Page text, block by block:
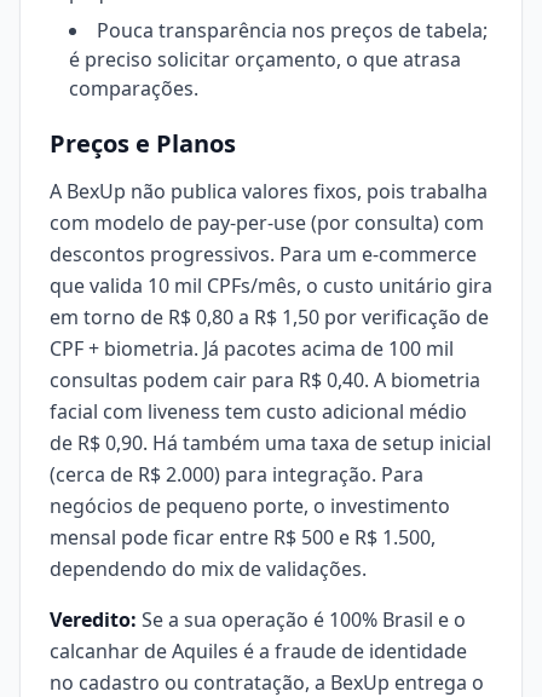
Pouca transparência nos preços de tabela;
é preciso solicitar orçamento, o que atrasa
comparações.
Preços e Planos
A BexUp não publica valores fixos, pois trabalha
com modelo de pay-per-use (por consulta) com
descontos progressivos. Para um e-commerce
que valida 10 mil CPFs/mês, o custo unitário gira
em torno de R$ 0,80 a R$ 1,50 por verificação de
CPF + biometria. Já pacotes acima de 100 mil
consultas podem cair para R$ 0,40. A biometria
facial com liveness tem custo adicional médio
de R$ 0,90. Há também uma taxa de setup inicial
(cerca de R$ 2.000) para integração. Para
negócios de pequeno porte, o investimento
mensal pode ficar entre R$ 500 e R$ 1.500,
dependendo do mix de validações.
Veredito: Se a sua operação é 100% Brasil e o
calcanhar de Aquiles é a fraude de identidade
no cadastro ou contratação, a BexUp entrega o